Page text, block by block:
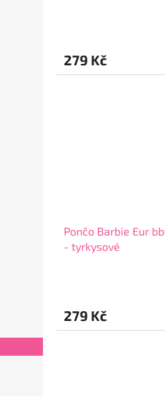
279 Kč
Pončo Barbie Eur
- tyrkysové
279 Kč